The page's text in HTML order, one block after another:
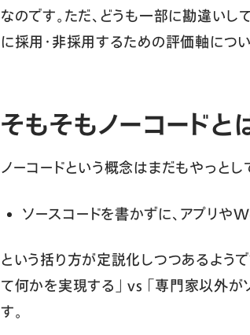
なのです。ただ、どうも一部に勘違い
に採用・非採用するための評価軸につ
そもそもノーコードと
ノーコードという概念はまだもやっと
ソースコードを書かずに、アプリや
という括り方が定説化しつつあるよう
て何かを実現する」 vs 「専門家以外
す。